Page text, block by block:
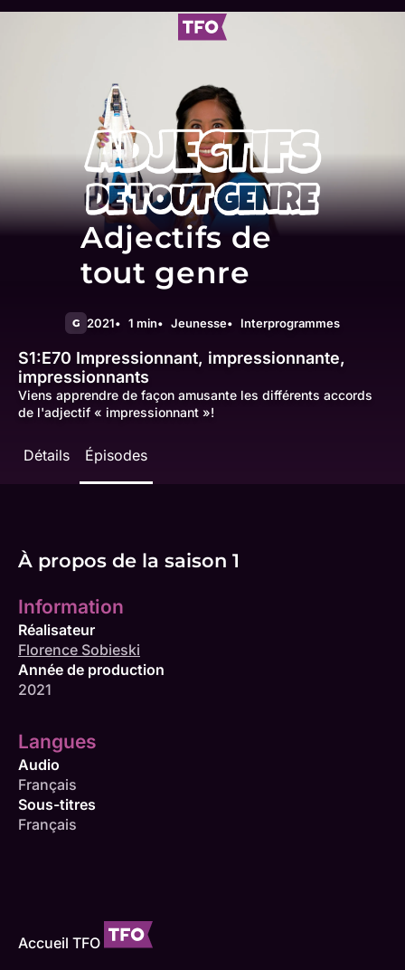
Adjectifs de
tout genre
G 2021 1 min Jeunesse Interprogrammes
S1:E70 Impressionnant, impressionnante,
impressionnants
Viens apprendre de façon amusante les différents accords
de l'adjectif « impressionnant »!
Détails Épisodes
À propos de la saison 1
Information
Réalisateur
Florence Sobieski
Année de production
2021
Langues
Audio
Français
Sous-titres
Français
Accueil TFO